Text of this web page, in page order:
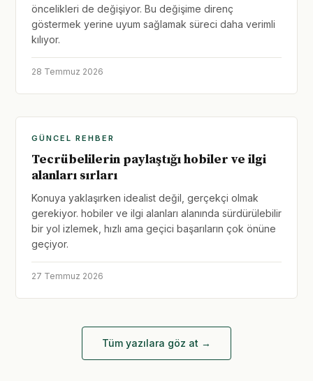
öncelikleri de değişiyor. Bu değişime direnç
göstermek yerine uyum sağlamak süreci daha verimli
kılıyor.
28 Temmuz 2026
GÜNCEL REHBER
Tecrübelilerin paylaştığı hobiler ve ilgi
alanları sırları
Konuya yaklaşırken idealist değil, gerçekçi olmak
gerekiyor. hobiler ve ilgi alanları alanında sürdürülebilir
bir yol izlemek, hızlı ama geçici başarıların çok önüne
geçiyor.
27 Temmuz 2026
Tüm yazılara göz at →